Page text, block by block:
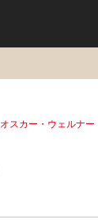
スカー・ウェルナー